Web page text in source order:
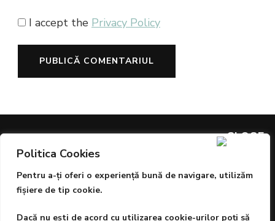
Politica Cookies
Pentru a-ţi oferi o experienţă bună de navigare, utilizăm
fişiere de tip cookie.
Dacă nu eşti de acord cu utilizarea cookie-urilor poţi să
I accept the Privacy Policy
ARTICOLE PREMIATE
Sângele este aurul vieții, dar igiena și protecția sunt